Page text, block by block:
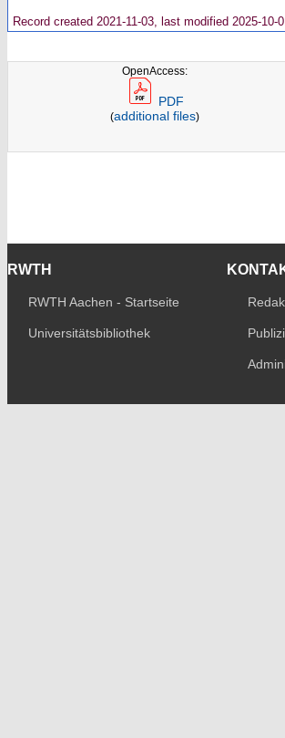
Record created 2021-11-03, last modified 2025-10-
OpenAccess:
PDF
(additional files)
RWTH
RWTH Aachen - Startseite
Universitätsbibliothek